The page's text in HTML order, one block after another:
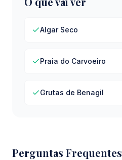
Algar Seco
Praia do Carvoeiro
Grutas de Benagil
Perguntas Frequentes